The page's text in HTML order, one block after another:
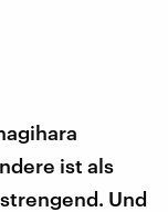
ist als
Und